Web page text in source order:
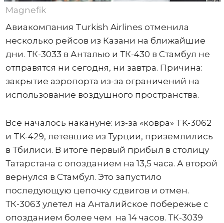
Magnefik
Авиакомпания Turkish Airlines отменила
несколько рейсов из Казани на ближайшие
дни. ТК-3033 в Анталью и ТК-430 в Стамбул не
отправятся ни сегодня, ни завтра. Причина:
закрытие аэропорта из-за ограничений на
использование воздушного пространства.
Все началось накануне: из-за «ковра» TK-3062
и TK-429, летевшие из Турции, приземлились
в Тбилиси. В итоге первый прибыл в столицу
Татарстана с опозданием на 13,5 часа. А второй
вернулся в Стамбул. Это запустило
последующую цепочку сдвигов и отмен.
ТК-3063 улетел на Анталийское побережье с
опозданием более чем на 14 часов. ТК-3039